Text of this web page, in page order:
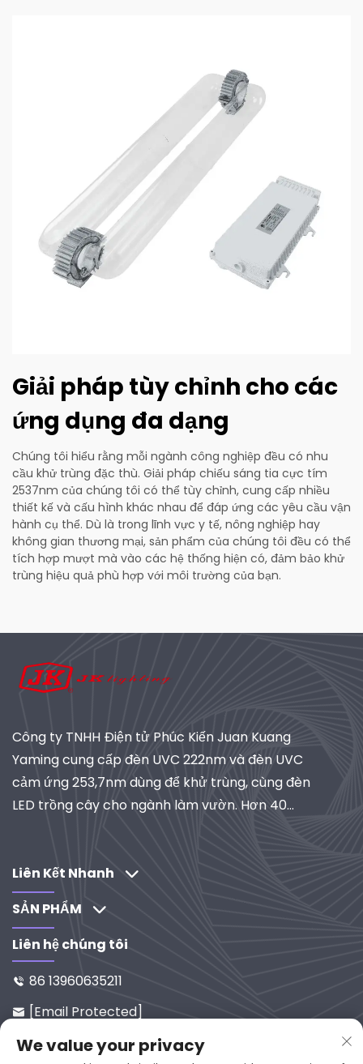
Giải pháp tùy chỉnh cho các
ứng dụng đa dạng
Chúng tôi hiểu rằng mỗi ngành công nghiệp đều có nhu
cầu khử trùng đặc thù. Giải pháp chiếu sáng tia cực tím
2537nm của chúng tôi có thể tùy chỉnh, cung cấp nhiều
thiết kế và cấu hình khác nhau để đáp ứng các yêu cầu vận
hành cụ thể. Dù là trong lĩnh vực y tế, nông nghiệp hay
không gian thương mại, sản phẩm của chúng tôi đều có thể
tích hợp mượt mà vào các hệ thống hiện có, đảm bảo khử
trùng hiệu quả phù hợp với môi trường của bạn.
Công ty TNHH Điện tử Phúc Kiến Juan Kuang
Yaming cung cấp đèn UVC 222nm và đèn UVC
cảm ứng 253,7nm dùng để khử trùng, cùng đèn
LED trồng cây cho ngành làm vườn. Hơn 40
công nghiệp. Khám phá các giải pháp do R&D
thúc đẩy của chúng tôi.
Liên Kết Nhanh
SẢN PHẨM
Liên hệ chúng tôi
 86 13960635211
 [email Protected]

Số 65-9, Đường Xixi, Yanping, Ph
We value your privacy